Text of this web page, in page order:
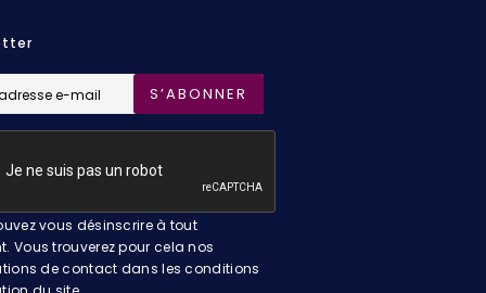
S’ABONNER
vous désinscrire à tout
Vous trouverez pour cela nos
de contact dans les conditions